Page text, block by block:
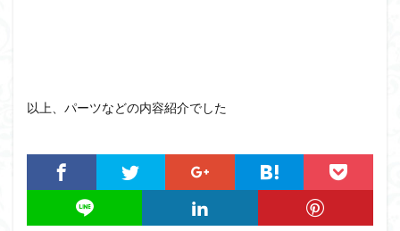
以上、パーツなどの内容紹介でした